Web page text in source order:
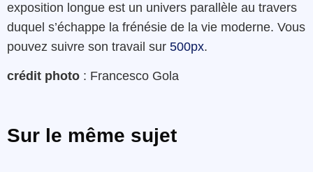
exposition longue est un univers parallèle au travers
duquel s’échappe la frénésie de la vie moderne. Vous
pouvez suivre son travail sur 500px.
crédit photo : Francesco Gola
Sur le même sujet